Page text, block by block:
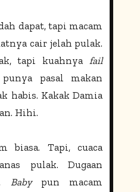
dapat, tapi macam
cair jelah pulak.
tapi kuahnya fail
pasal makan
habis. Kakak Damia
Hihi.
biasa. Tapi, cuaca
pulak. Dugaan
Babypun macam